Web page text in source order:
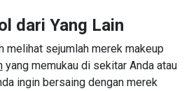
dari Yang Lain
melihat sejumlah merek makeup
yang memukau di sekitar Anda atau
ingin bersaing dengan merek